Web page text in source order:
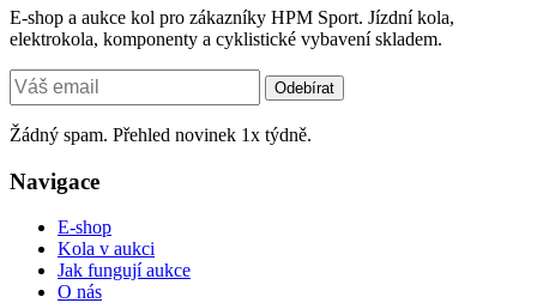
E-shop a aukce kol pro zákazníky HPM Sport. Jízdní kola,
elektrokola, komponenty a cyklistické vybavení skladem.
Odebírat
Žádný spam. Přehled novinek 1x týdně.
Navigace
E-shop
Kola v aukci
Jak fungují aukce
O nás